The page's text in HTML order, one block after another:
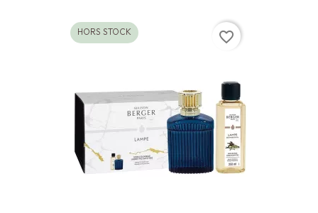
HORS STOCK favorite_border